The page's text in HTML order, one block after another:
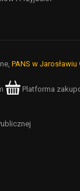
PANS w Jarosławiu
Platforma